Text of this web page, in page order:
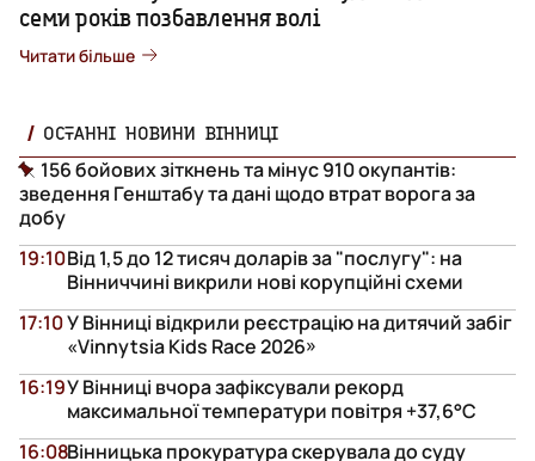
семи років позбавлення волі
Читати більше
ОСТАННІ НОВИНИ ВІННИЦІ
156 бойових зіткнень та мінус 910 окупантів:
зведення Генштабу та дані щодо втрат ворога за
добу
Від 1,5 до 12 тисяч доларів за "послугу": на
Вінниччині викрили нові корупційні схеми
19:10
У Вінниці відкрили реєстрацію на дитячий забіг
«Vinnytsia Kids Race 2026»
17:10
У Вінниці вчора зафіксували рекорд
максимальної температури повітря +37,6°С
16:19
Вінницька прокуратура скерувала до суду
16:08